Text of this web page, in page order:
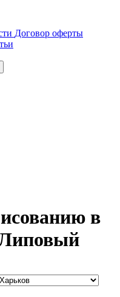
Договор оферты
в